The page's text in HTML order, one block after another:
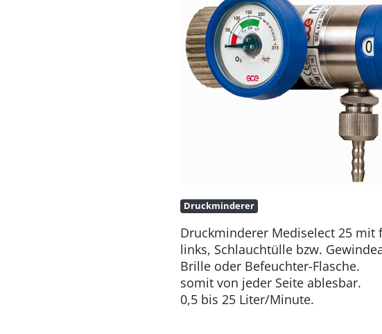
Druckminderer
Druckminderer Mediselect 25 mit
links, Schlauchtülle bzw.
Brille oder Befeuchter-
somit von jeder
0,5 bis 25 Liter/Minute.